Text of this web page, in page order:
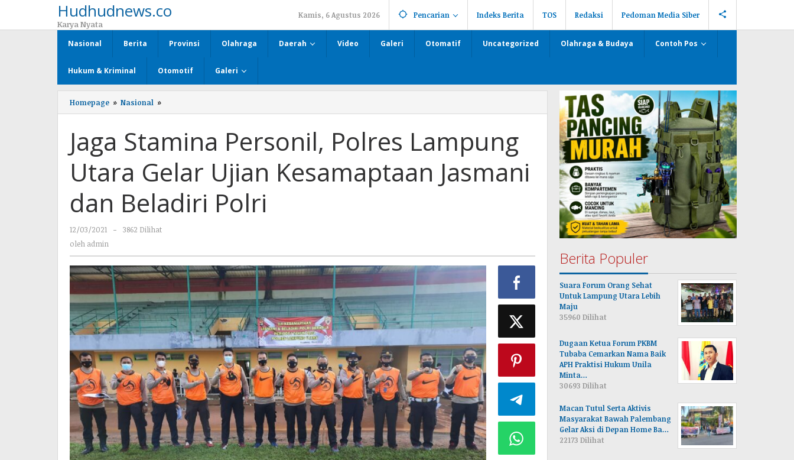
Hudhudnews.co
Karya Nyata
Kamis, 6 Agustus 2026 Pencarian Indeks Berita TOS Redaksi Pedoman Media Siber
Nasional Berita Provinsi Olahraga Daerah Video Galeri Otomatif Uncategorized Olahraga & Budaya Contoh Pos
Hukum & Kriminal Otomotif Galeri
Homepage » Nasional »
Stamina
Polres
Lampung
Gelar
Ujian
Jasmani
dan
Jaga Stamina Personil, Polres Lampung
Utara Gelar Ujian Kesamaptaan Jasmani
dan Beladiri Polri
12/03/2021
oleh
-
3862 Dilihat
oleh admin
Berita Populer
Suara Forum Orang Sehat
Untuk Lampung Utara Lebih
Maju
35960 Dilihat
Dugaan Ketua Forum PKBM
Tubaba Cemarkan Nama Baik
APH Praktisi Hukum Unila
Minta…
30693 Dilihat
Macan Tutul Serta Aktivis
Masyarakat Bawah Palembang
Gelar Aksi di Depan Home Ba…
22173 Dilihat